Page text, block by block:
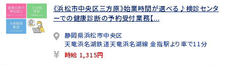
《浜松市中央区三方原》始業時間が選べる♪検診センタ
ーでの健康診断の予約受付業務【...
静岡県浜松市中央区
天竜浜名湖鉄道天竜浜名湖線 金指駅より車で11分
時給 1,315円